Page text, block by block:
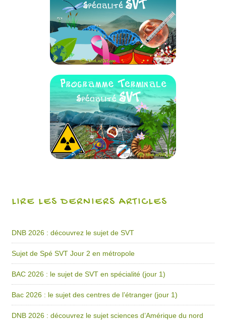
LIRE LES DERNIERS ARTICLES
DNB 2026 : découvrez le sujet de SVT
Sujet de Spé SVT Jour 2 en métropole
BAC 2026 : le sujet de SVT en spécialité (jour 1)
Bac 2026 : le sujet des centres de l’étranger (jour 1)
DNB 2026 : découvrez le sujet sciences d’Amérique du nord